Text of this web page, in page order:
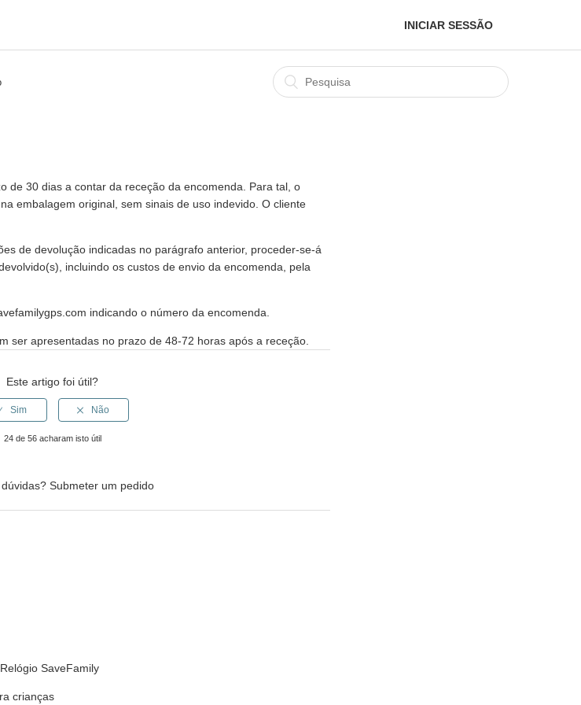
INICIAR SESSÃO
de 30 dias a contar da receção da encomenda. Para tal, o
embalagem original, sem sinais de uso indevido. O cliente
de devolução indicadas no parágrafo anterior, proceder-se-á
incluindo os custos de envio da encomenda, pela
indicando o número da encomenda.
ser apresentadas no prazo de 48-72 horas após a receção.
Este artigo foi útil?
24 de 56 acharam isto útil
dúvidas?Submeter um pedido
SaveFamily
crianças